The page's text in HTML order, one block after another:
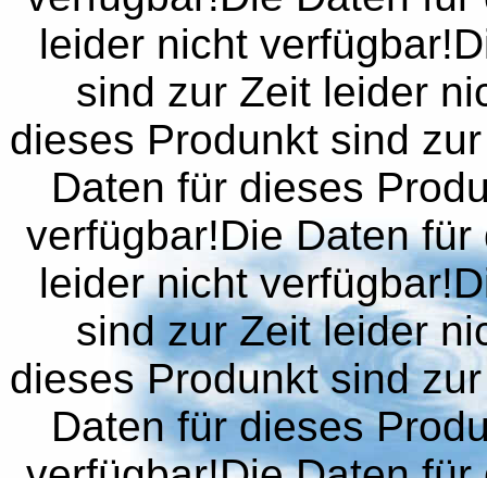
leider nicht
sind zur Zeit leider
dieses Produnkt sind
Daten für dieses
verfügbar!Die Daten
leider nicht
sind zur Zeit leider
dieses Produnkt sind
Daten für dieses